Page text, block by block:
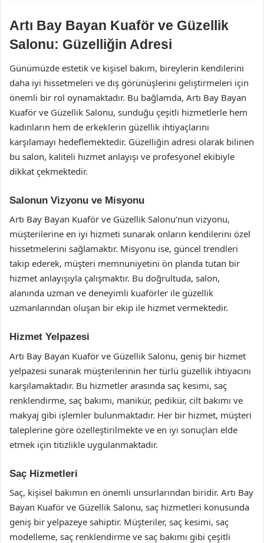
Artı Bay Bayan Kuaför ve Güzellik
Salonu: Güzelliğin Adresi
Günümüzde estetik ve kişisel bakım, bireylerin kendilerini
daha iyi hissetmeleri ve dış görünüşlerini geliştirmeleri için
önemli bir rol oynamaktadır. Bu bağlamda, Artı Bay Bayan
Kuaför ve Güzellik Salonu, sunduğu çeşitli hizmetlerle hem
kadınların hem de erkeklerin güzellik ihtiyaçlarını
karşılamayı hedeflemektedir. Güzelliğin adresi olarak bilinen
bu salon, kaliteli hizmet anlayışı ve profesyonel ekibiyle
dikkat çekmektedir.
Salonun Vizyonu ve Misyonu
Artı Bay Bayan Kuaför ve Güzellik Salonu’nun vizyonu,
müşterilerine en iyi hizmeti sunarak onların kendilerini özel
hissetmelerini sağlamaktır. Misyonu ise, güncel trendleri
takip ederek, müşteri memnuniyetini ön planda tutan bir
hizmet anlayışıyla çalışmaktır. Bu doğrultuda, salon,
alanında uzman ve deneyimli kuaförler ile güzellik
uzmanlarından oluşan bir ekip ile hizmet vermektedir.
Hizmet Yelpazesi
Artı Bay Bayan Kuaför ve Güzellik Salonu, geniş bir hizmet
yelpazesi sunarak müşterilerinin her türlü güzellik ihtiyacını
karşılamaktadır. Bu hizmetler arasında saç kesimi, saç
renklendirme, saç bakımı, manikür, pedikür, cilt bakımı ve
makyaj gibi işlemler bulunmaktadır. Her bir hizmet, müşteri
taleplerine göre özelleştirilmekte ve en iyi sonuçları elde
etmek için titizlikle uygulanmaktadır.
Saç Hizmetleri
Saç, kişisel bakımın en önemli unsurlarından biridir. Artı Bay
Bayan Kuaför ve Güzellik Salonu, saç hizmetleri konusunda
geniş bir yelpazeye sahiptir. Müşteriler, saç kesimi, saç
modelleme, saç renklendirme ve saç bakımı gibi çeşitli